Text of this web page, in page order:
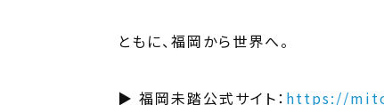
ともに、福岡から世界へ。
▶ 福岡未踏公式サイト： https://